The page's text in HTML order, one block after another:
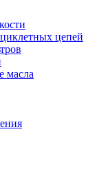
цепей
масла